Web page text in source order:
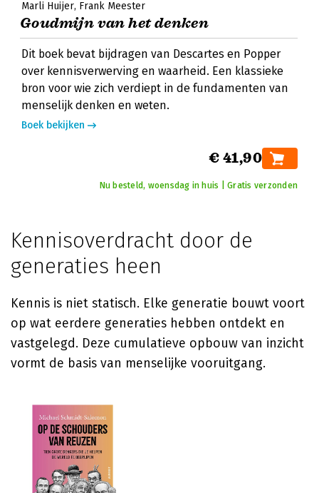
Marli Huijer Frank Meester
Goudmijn van het denken
Dit boek bevat bijdragen van Descartes en Popper
over kennisverwerving en waarheid. Een klassieke
bron voor wie zich verdiept in de fundamenten van
menselijk denken en weten.
Boek bekijken
€ 41,90
Nu besteld, woensdag in huis | Gratis verzonden
Kennisoverdracht door de
generaties heen
Kennis is niet statisch. Elke generatie bouwt voort
op wat eerdere generaties hebben ontdekt en
vastgelegd. Deze cumulatieve opbouw van inzicht
vormt de basis van menselijke vooruitgang.